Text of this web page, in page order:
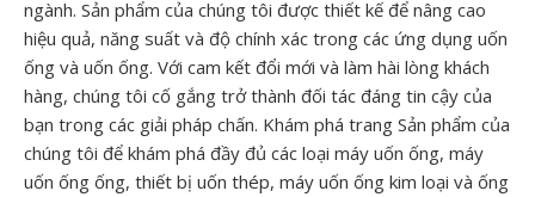
ngành. Sản phẩm của chúng tôi được thiết kế để nâng cao
hiệu quả, năng suất và độ chính xác trong các ứng dụng uốn
ống và uốn ống. Với cam kết đổi mới và làm hài lòng khách
hàng, chúng tôi cố gắng trở thành đối tác đáng tin cậy của
bạn trong các giải pháp chấn. Khám phá trang Sản phẩm của
chúng tôi để khám phá đầy đủ các loại máy uốn ống, máy
uốn ống ống, thiết bị uốn thép, máy uốn ống kim loại và ống